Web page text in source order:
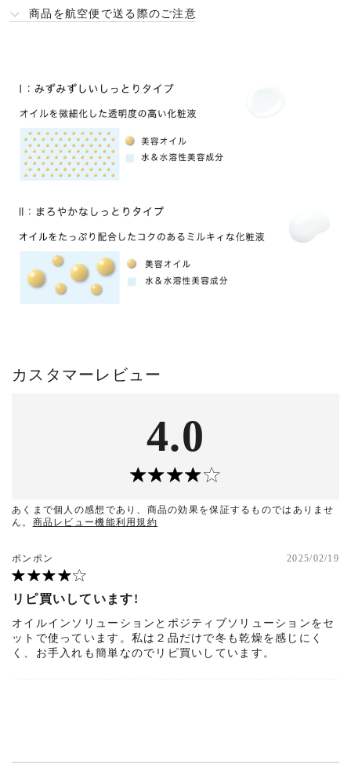
商品を航空便で送る際のご注意
カスタマーレビュー
4.0
あくまで個人の感想であり、商品の効果を保証するものではありませ
ん。 商品レビュー機能利用規約
ポンポン 2025/02/19
リピ買いしています!
オイルインソリューションとポジティブソリューションをセ
ットで使っています。私は２品だけで冬も乾燥を感じにく
く、お手入れも簡単なのでリピ買いしています。